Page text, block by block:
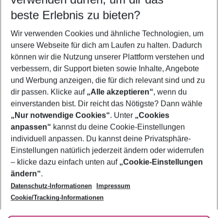
5-8 Nächte
2 Erwachsene Keine Kinder
Mehr Filter anzeigen
Footer
Footer navigation
Über uns
AGB
Bestpreisgarantie
Cookie-Einstellungen ändern
Cookie-Richtlinie
Agenturbetreuung
Barrierefreies Reisen
Folge uns
beste Erlebnis zu bieten?
Wir verwenden Cookies und ähnliche Technologien, um
unsere Webseite für dich am Laufen zu halten. Dadurch
können wir die Nutzung unserer Plattform verstehen und
verbessern, dir Support bieten sowie Inhalte, Angebote
und Werbung anzeigen, die für dich relevant sind und zu
dir passen. Klicke auf „Alle akzeptieren“, wenn du
einverstanden bist. Dir reicht das Nötigste? Dann wähle
„Nur notwendige Cookies“. Unter „Cookies
anpassen“ kannst du deine Cookie-Einstellungen
individuell anpassen. Du kannst deine Privatsphäre-
Einstellungen natürlich jederzeit ändern oder widerrufen
– klicke dazu einfach unten auf „Cookie-Einstellungen
ändern“.
Datenschutz-Informationen
Impressum
Cookie/Tracking-Informationen